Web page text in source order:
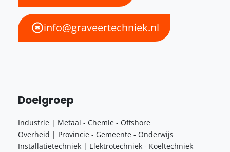
info@graveertechniek.nl
Doelgroep
Industrie | Metaal - Chemie - Offshore
Overheid | Provincie - Gemeente - Onderwijs
Installatietechniek | Elektrotechniek - Koeltechniek